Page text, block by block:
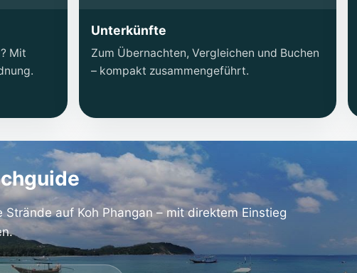
Mit
Unterkünfte
Zum Übernachten, Vergleichen und Buchen
– kompakt zusammengeführt.
auf Koh Phangan – mit direktem Einstieg